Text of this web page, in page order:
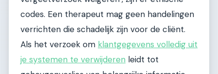
codes. Een therapeut mag geen handelingen
verrichten die schadelijk zijn voor de cliënt.
Als het verzoek om klantgegevens volledig uit
je systemen te verwijderen leidt tot